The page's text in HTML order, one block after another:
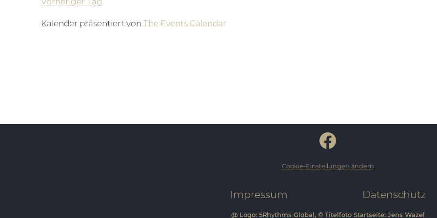
Kalender präsentiert von The Events Calendar
Cookie-Einstellungen ändern
Impressum Datenschutz
@ Logo: 5Rhythms Global, © Titelfoto Startseite: Jens Wazel